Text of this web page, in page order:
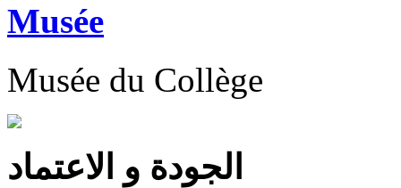
Musée
Musée du Collège
الجودة و الاعتماد